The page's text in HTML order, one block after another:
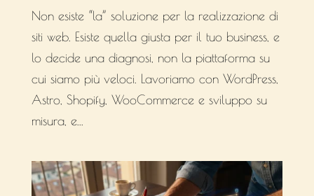
Non esiste “la” soluzione per la realizzazione di
siti web. Esiste quella giusta per il tuo business, e
lo decide una diagnosi, non la piattaforma su
cui siamo più veloci. Lavoriamo con WordPress,
Astro, Shopify, WooCommerce e sviluppo su
misura, e...